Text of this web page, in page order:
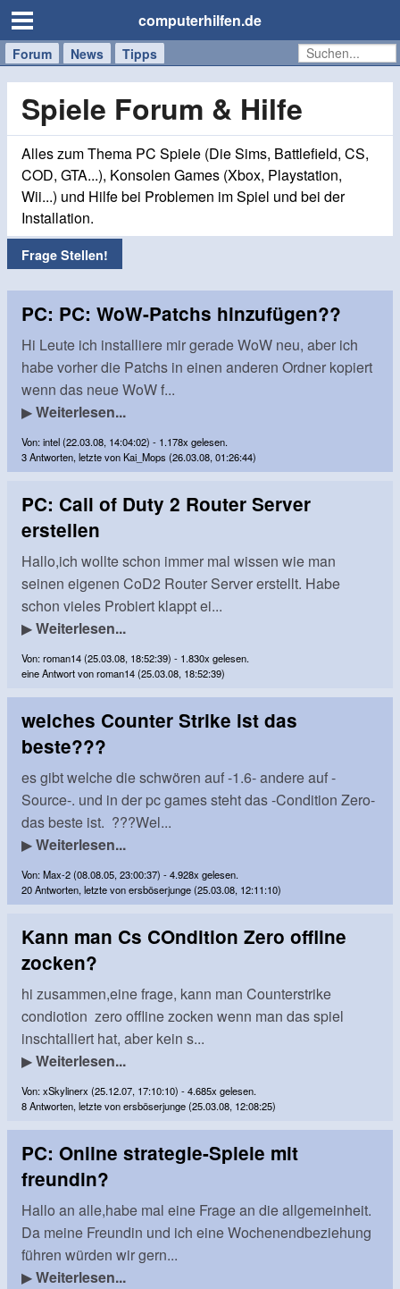
computerhilfen.de
Forum News Tipps
Handy
Windows
Mac
Spiele Forum & Hilfe
Alles zum Thema PC Spiele (Die Sims, Battlefield, CS,
COD, GTA...), Konsolen Games (Xbox, Playstation,
Wii...) und Hilfe bei Problemen im Spiel und bei der
Installation.
Frage Stellen!
PC: PC: WoW-Patchs hinzufügen??
Hi Leute ich installiere mir gerade WoW neu, aber ich
habe vorher die Patchs in einen anderen Ordner kopiert
wenn das neue WoW f...
▶Weiterlesen...
Von: intel (22.03.08, 14:04:02) - 1.178x gelesen.
3 Antworten, letzte von Kai_Mops (26.03.08, 01:26:44)
PC: Call of Duty 2 Router Server
erstellen
Hallo,ich wollte schon immer mal wissen wie man
seinen eigenen CoD2 Router Server erstellt. Habe
schon vieles Probiert klappt ei...
▶Weiterlesen...
Von: roman14 (25.03.08, 18:52:39) - 1.830x gelesen.
eine Antwort von roman14 (25.03.08, 18:52:39)
welches Counter Strike ist das
beste???
es gibt welche die schwören auf -1.6- andere auf -
Source-. und in der pc games steht das -Condition Zero-
das beste ist. ???Wel...
▶Weiterlesen...
Von: Max-2 (08.08.05, 23:00:37) - 4.928x gelesen.
20 Antworten, letzte von ersböserjunge (25.03.08, 12:11:10)
Kann man Cs COndition Zero offline
zocken?
hi zusammen,eine frage, kann man Counterstrike
condiotion zero offline zocken wenn man das spiel
inschtalliert hat, aber kein s...
▶Weiterlesen...
Von: xSkylinerx (25.12.07, 17:10:10) - 4.685x gelesen.
8 Antworten, letzte von ersböserjunge (25.03.08, 12:08:25)
PC: Online strategie-Spiele mit
freundin?
Hallo an alle,habe mal eine Frage an die allgemeinheit.
Da meine Freundin und ich eine Wochenendbeziehung
führen würden wir gern...
▶Weiterlesen...